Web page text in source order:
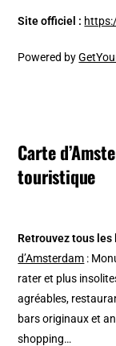
Site officiel :
Powered by
Carte
touristique
Retrouvez tous
d’Amsterdam :
rater et plus
agréables,
bars originaux et
shopping…